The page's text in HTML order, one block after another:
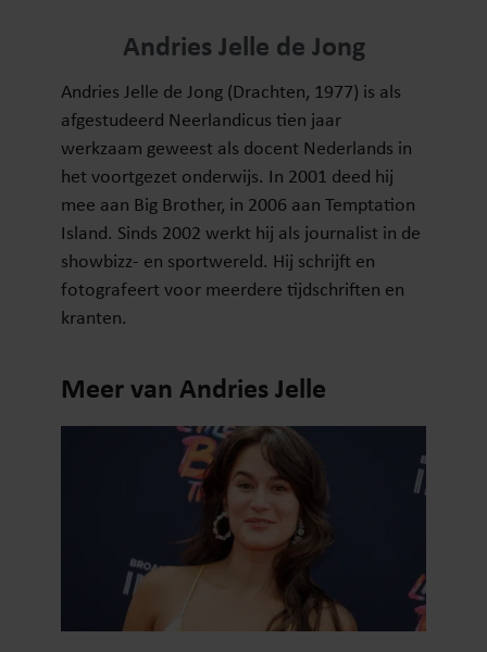
Andries Jelle de Jong
Andries Jelle de Jong (Drachten, 1977) is als
afgestudeerd Neerlandicus tien jaar
werkzaam geweest als docent Nederlands in
het voortgezet onderwijs. In 2001 deed hij
mee aan Big Brother, in 2006 aan Temptation
Island. Sinds 2002 werkt hij als journalist in de
showbizz- en sportwereld. Hij schrijft en
fotografeert voor meerdere tijdschriften en
kranten.
Meer van Andries Jelle